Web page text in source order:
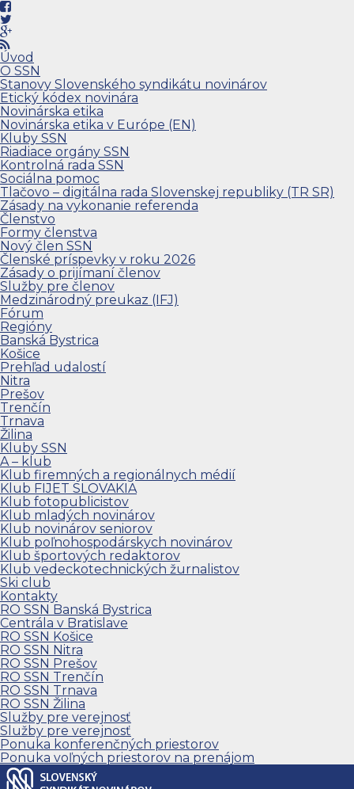
Úvod
O SSN
Stanovy Slovenského syndikátu novinárov
Etický kódex novinára
Novinárska etika
Novinárska etika v Európe (EN)
Kluby SSN
Riadiace orgány SSN
Kontrolná rada SSN
Sociálna pomoc
Tlačovo – digitálna rada Slovenskej republiky (TR SR)
Zásady na vykonanie referenda
Členstvo
Formy členstva
Nový člen SSN
Členské príspevky v roku 2026
Zásady o prijímaní členov
Služby pre členov
Medzinárodný preukaz (IFJ)
Fórum
Regióny
Banská Bystrica
Košice
Prehľad udalostí
Nitra
Prešov
Trenčín
Trnava
Žilina
Kluby SSN
A – klub
Klub firemných a regionálnych médií
Klub FIJET SLOVAKIA
Klub fotopublicistov
Klub mladých novinárov
Klub novinárov seniorov
Klub poľnohospodárskych novinárov
Klub športových redaktorov
Klub vedeckotechnických žurnalistov
Ski club
Kontakty
RO SSN Banská Bystrica
Centrála v Bratislave
RO SSN Košice
RO SSN Nitra
RO SSN Prešov
RO SSN Trenčín
RO SSN Trnava
RO SSN Žilina
Služby pre verejnosť
Služby pre verejnosť
Ponuka konferenčných priestorov
Ponuka voľných priestorov na prenájom